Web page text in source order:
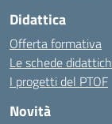
Didattica
Offerta formativa
Le schede
I progetti del PTOF
Novità